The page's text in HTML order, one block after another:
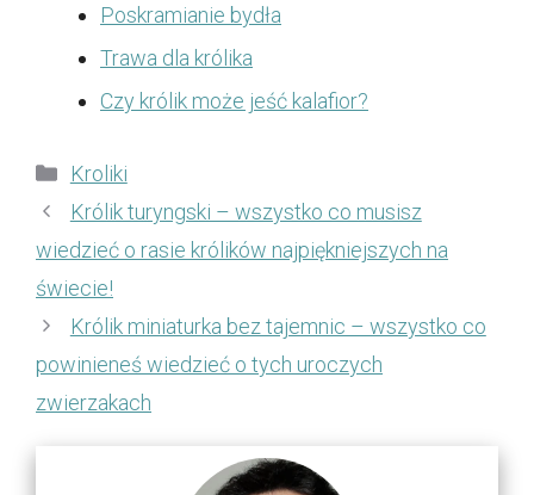
Poskramianie bydła
Trawa dla królika
Czy królik może jeść kalafior?
Kategorie
Kroliki
Królik turyngski – wszystko co musisz
wiedzieć o rasie królików najpiękniejszych na
świecie!
Królik miniaturka bez tajemnic – wszystko co
powinieneś wiedzieć o tych uroczych
zwierzakach